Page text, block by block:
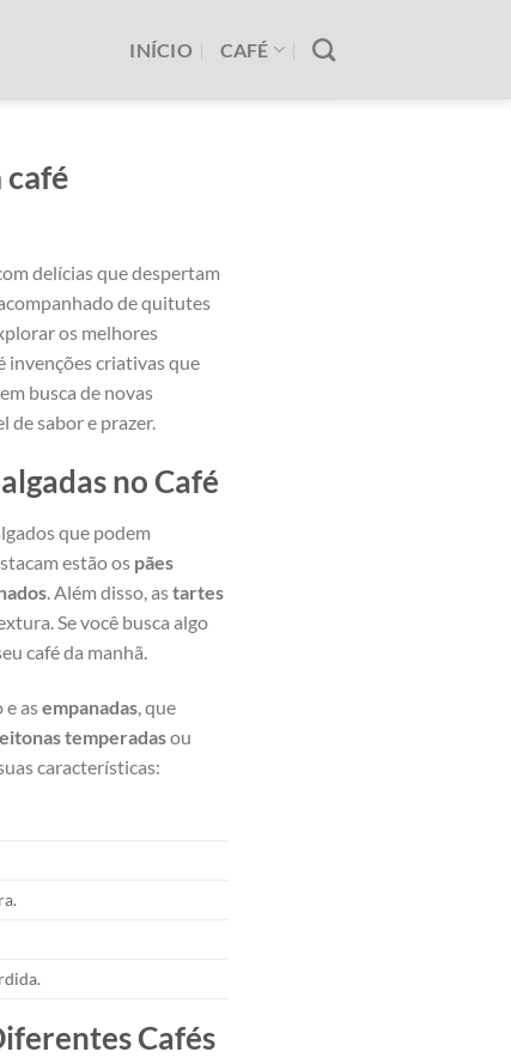
INÍCIO CAFÉ
café
delícias ‍que despertam
⁤de quitutes
os ⁤melhores
invenções criativas que
busca de‍ novas
‌de⁣ sabor e prazer.
no Café
que podem
⁣estão os pães
. Além disso, astartes
‍Se você ‌busca algo
café da manhã.
e asempanadas , que
temperadas​ou
características:
Cafés